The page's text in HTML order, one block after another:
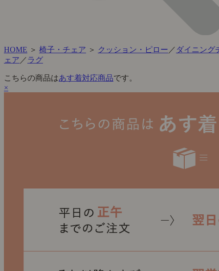
HOME ＞ 椅子・チェア ＞ クッション・ピロー ／ ダイニング
ェア ／ ラグ
こちらの商品はあす着対応商品です。
×